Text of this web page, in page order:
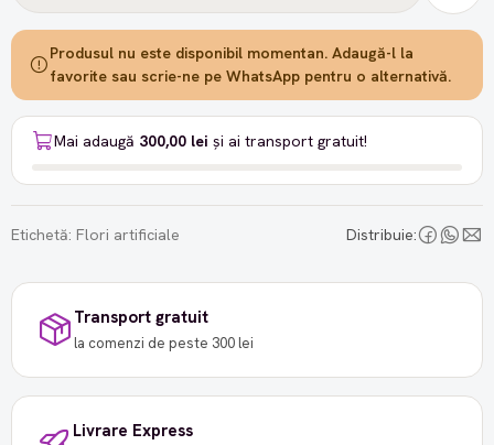
Produsul nu este disponibil momentan. Adaugă-l la
favorite sau scrie-ne pe WhatsApp pentru o alternativă.
Mai adaugă 300,00 lei și ai transport gratuit!
Etichetă: Flori artificiale Distribuie:
Transport gratuit
la comenzi de peste 300 lei
Livrare Express